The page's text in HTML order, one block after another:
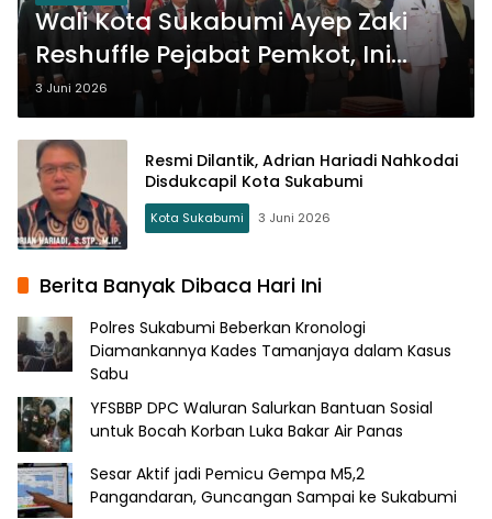
Wali Kota Sukabumi Ayep Zaki
Reshuffle Pejabat Pemkot, Ini
Daftarnya!
3 Juni 2026
Resmi Dilantik, Adrian Hariadi Nahkodai
Disdukcapil Kota Sukabumi
Kota Sukabumi 3 Juni 2026
Berita Banyak Dibaca Hari Ini
Polres Sukabumi Beberkan Kronologi
Diamankannya Kades Tamanjaya dalam Kasus
Sabu
YFSBBP DPC Waluran Salurkan Bantuan Sosial
untuk Bocah Korban Luka Bakar Air Panas
Sesar Aktif jadi Pemicu Gempa M5,2
Pangandaran, Guncangan Sampai ke Sukabumi